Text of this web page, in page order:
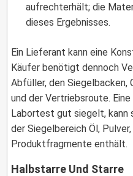
aufrechterhält; die
dieses Ergebnisses.
Ein Lieferant kann eine
Käufer benötigt dennoch
Abfüller, den Siegelbacken,
und der Vertriebsroute.
Labortest gut siegelt, kann
der Siegelbereich Öl,
Produktfragmente enthält.
Halbstarre Und Starre